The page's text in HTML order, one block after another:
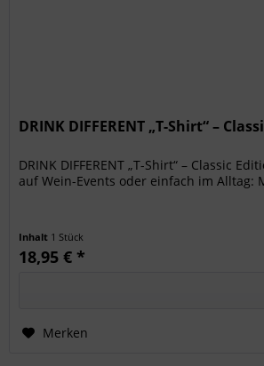
DRINK DIFFERENT „T-Shirt“ –
DRINK DIFFERENT „T-Shirt“ – Classic
auf Wein-Events oder einfach im Alltag:
Inhalt 1 Stück
18,95 € *
Merken